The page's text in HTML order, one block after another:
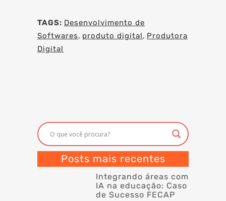
TAGS: Desenvolvimento de
Softwares, produto digital, Produtora
Digital
Posts mais recentes
Integrando áreas com
IA na educação: Caso
de Sucesso FECAP